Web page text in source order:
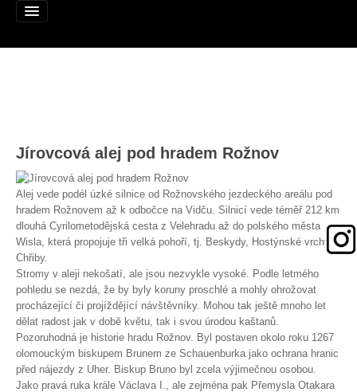
Nominujte alej
Nominované aleje
Podpořte
Pravidla
Výhry
Naši patroni
Mapa alejí
Spolupráce
Jírovcová alej pod hradem Rožnov
Alej vede podél úzké silnice od Rožnovského jezdeckého areálu pod
hradem Rožnovem až k odbočce na Vidču. Silnicí vede téměř 212 km
dlouhá Cyrilometodějská cesta z Velehradu až do polského města
Wisla, která propojuje tři velká pohoří, tj. Beskydy, Hostýnské vrchy a
Chřiby.
Stromy v aleji nekošatí, ale jsou nezvykle vysoké. Podle letmého
pohledu se nezdá, že by byly koruny proschlé a mohly ohrožovat
procházející či projíždějící návštěvníky. Mohou tak ještě mnoho let
dělat radost jak v době květu, tak i svou úrodou kaštanů.
Pozoruhodná je historie hradu Rožnov. Byl postaven okolo roku 1267
olomouckým biskupem Brunem ze Schauenburka jako ochrana hranic
před nájezdy z Uher. Biskup Bruno byl zcela výjimečnou osobou.
Jako pravá ruka krále Václava I., ale zejména pak Přemysla Otakara